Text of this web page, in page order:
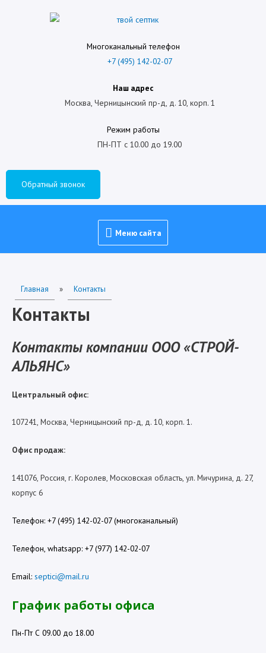
Многоканальный телефон
+7 (495) 142-02-07
Наш адрес
Москва, Черницынский пр-д, д. 10, корп. 1
Режим работы
ПН-ПТ с 10.00 до 19.00
Обратный звонок
Меню сайта
Главная » Контакты
Контакты
Контакты компании ООО «СТРОЙ-
АЛЬЯНС»
Центральный офис:
107241, Москва, Черницынский пр-д, д. 10, корп. 1.
Офис продаж:
141076, Россия, г. Королев, Московская область, ул. Мичурина, д. 27,
корпус 6
Телефон: +7 (495) 142-02-07 (многоканальный)
Телефон, whatsapp: +7 (977) 142-02-07
Email: septici@mail.ru
График работы офиса
Пн-Пт С 09.00 до 18.00